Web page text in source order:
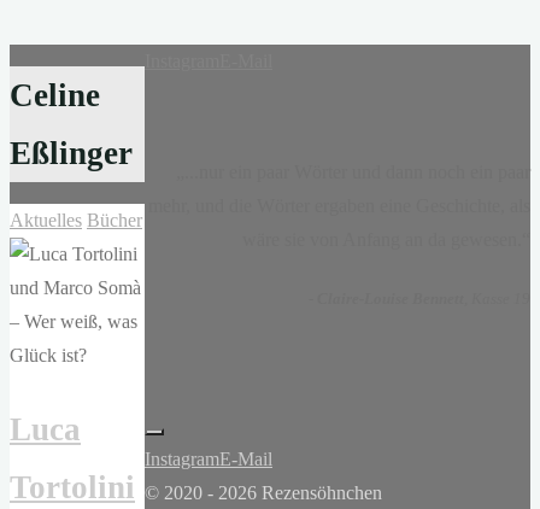
Celine
Eßlinger
Aktuelles Bücher
Luca
Tortolini
InstagramE-Mail
© 2020 - 2026 Rezensöhnchen